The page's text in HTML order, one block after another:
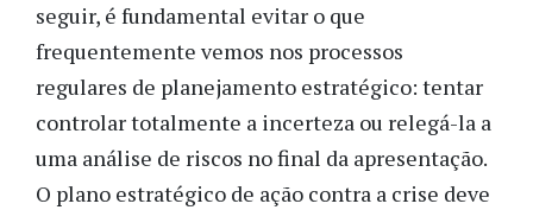
seguir, é fundamental evitar o que
frequentemente vemos nos processos
regulares de planejamento estratégico: tentar
controlar totalmente a incerteza ou relegá-la a
uma análise de riscos no final da apresentação.
O plano estratégico de ação contra a crise deve